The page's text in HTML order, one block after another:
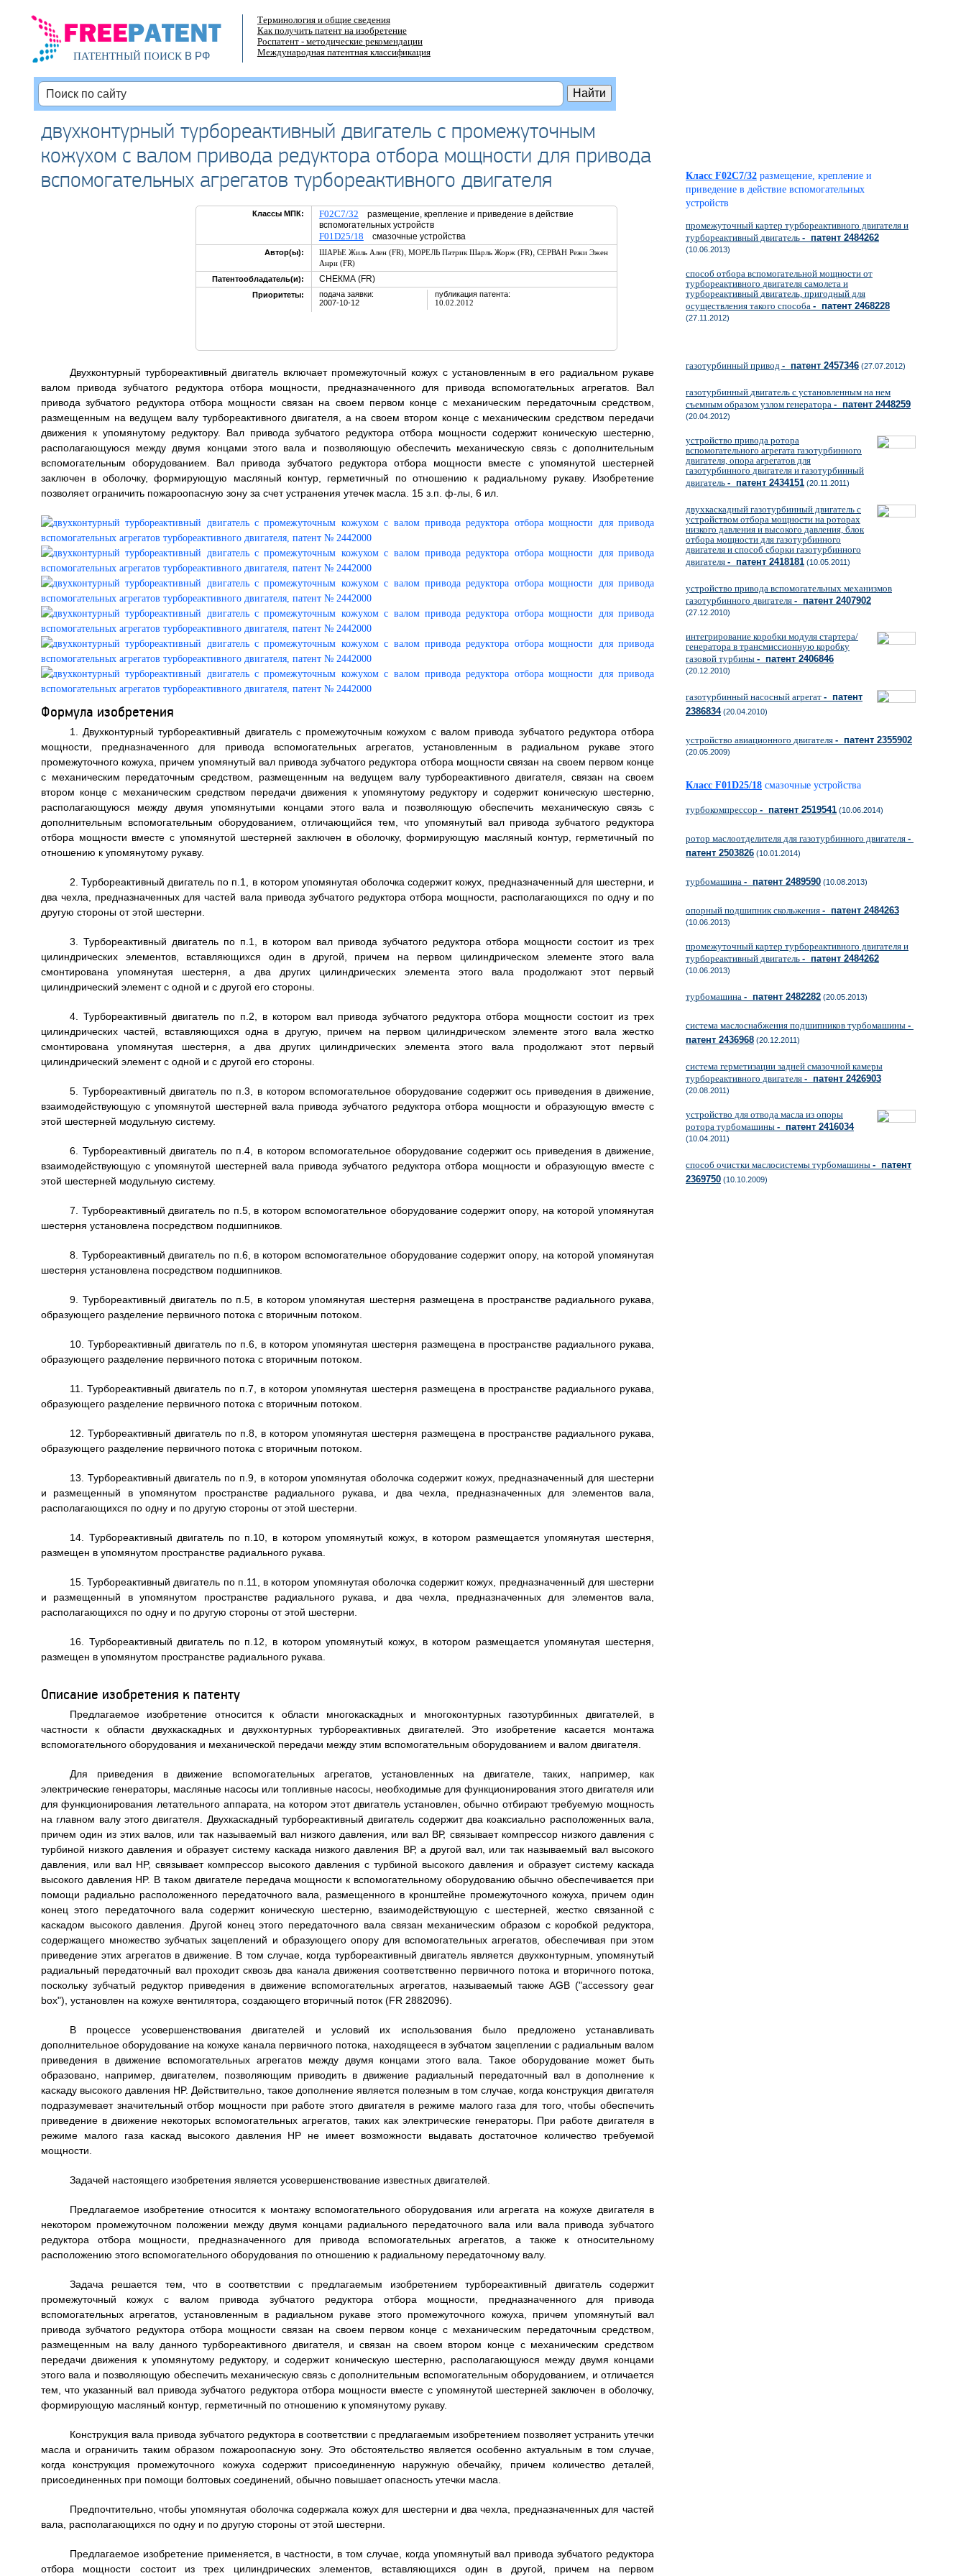
ПАТЕНТНЫЙ ПОИСКВ РФ
Терминология и общие сведения
Как получить патент на изобретение
Роспатент - методические рекомендации
Международная патентная классификация
двухконтурный турбореактивный двигатель с промежуточным
кожухом с валом привода редуктора отбора мощности для привода
вспомогательных агрегатов турбореактивного двигателя
Классы МПК: F02C7/32 размещение, крепление и приведение в действие
вспомогательных устройств
F01D25/18 смазочные устройства
Автор(ы): ШАРЬЕ Жиль Ален (FR), МОРЕЛЬ Патрик Шарль Жорж (FR), СЕРВАН Режи Эжен
Анри (FR)
Патентообладатель(и):
СНЕКМА (FR)
Приоритеты:
подача заявки:
2007-10-12
публикация патента:
10.02.2012
Двухконтурный турбореактивный двигатель включает промежуточный кожух с установленным в его радиальном рукаве
валом привода зубчатого редуктора отбора мощности, предназначенного для привода вспомогательных агрегатов. Вал
привода зубчатого редуктора отбора мощности связан на своем первом конце с механическим передаточным средством,
размещенным на ведущем валу турбореактивного двигателя, а на своем втором конце с механическим средством передачи
движения к упомянутому редуктору. Вал привода зубчатого редуктора отбора мощности содержит коническую шестерню,
располагающуюся между двумя концами этого вала и позволяющую обеспечить механическую связь с дополнительным
вспомогательным оборудованием. Вал привода зубчатого редуктора отбора мощности вместе с упомянутой шестерней
заключен в оболочку, формирующую масляный контур, герметичный по отношению к радиальному рукаву. Изобретение
позволяет ограничить пожароопасную зону за счет устранения утечек масла. 15 з.п. ф-лы, 6 ил.
Формула изобретения
1. Двухконтурный турбореактивный двигатель с промежуточным кожухом с валом привода зубчатого редуктора отбора
мощности, предназначенного для привода вспомогательных агрегатов, установленным в радиальном рукаве этого
промежуточного кожуха, причем упомянутый вал привода зубчатого редуктора отбора мощности связан на своем первом конце
с механическим передаточным средством, размещенным на ведущем валу турбореактивного двигателя, связан на своем
втором конце с механическим средством передачи движения к упомянутому редуктору и содержит коническую шестерню,
располагающуюся между двумя упомянутыми концами этого вала и позволяющую обеспечить механическую связь с
дополнительным вспомогательным оборудованием, отличающийся тем, что упомянутый вал привода зубчатого редуктора
отбора мощности вместе с упомянутой шестерней заключен в оболочку, формирующую масляный контур, герметичный по
отношению к упомянутому рукаву.
2. Турбореактивный двигатель по п.1, в котором упомянутая оболочка содержит кожух, предназначенный для шестерни, и
два чехла, предназначенных для частей вала привода зубчатого редуктора отбора мощности, располагающихся по одну и по
другую стороны от этой шестерни.
3. Турбореактивный двигатель по п.1, в котором вал привода зубчатого редуктора отбора мощности состоит из трех
цилиндрических элементов, вставляющихся один в другой, причем на первом цилиндрическом элементе этого вала
смонтирована упомянутая шестерня, а два других цилиндрических элемента этого вала продолжают этот первый
цилиндрический элемент с одной и с другой его стороны.
4. Турбореактивный двигатель по п.2, в котором вал привода зубчатого редуктора отбора мощности состоит из трех
цилиндрических частей, вставляющихся одна в другую, причем на первом цилиндрическом элементе этого вала жестко
смонтирована упомянутая шестерня, а два других цилиндрических элемента этого вала продолжают этот первый
цилиндрический элемент с одной и с другой его стороны.
5. Турбореактивный двигатель по п.3, в котором вспомогательное оборудование содержит ось приведения в движение,
взаимодействующую с упомянутой шестерней вала привода зубчатого редуктора отбора мощности и образующую вместе с
этой шестерней модульную систему.
6. Турбореактивный двигатель по п.4, в котором вспомогательное оборудование содержит ось приведения в движение,
взаимодействующую с упомянутой шестерней вала привода зубчатого редуктора отбора мощности и образующую вместе с
этой шестерней модульную систему.
7. Турбореактивный двигатель по п.5, в котором вспомогательное оборудование содержит опору, на которой упомянутая
шестерня установлена посредством подшипников.
8. Турбореактивный двигатель по п.6, в котором вспомогательное оборудование содержит опору, на которой упомянутая
шестерня установлена посредством подшипников.
9. Турбореактивный двигатель по п.5, в котором упомянутая шестерня размещена в пространстве радиального рукава,
образующего разделение первичного потока с вторичным потоком.
10. Турбореактивный двигатель по п.6, в котором упомянутая шестерня размещена в пространстве радиального рукава,
образующего разделение первичного потока с вторичным потоком.
11. Турбореактивный двигатель по п.7, в котором упомянутая шестерня размещена в пространстве радиального рукава,
образующего разделение первичного потока с вторичным потоком.
12. Турбореактивный двигатель по п.8, в котором упомянутая шестерня размещена в пространстве радиального рукава,
образующего разделение первичного потока с вторичным потоком.
13. Турбореактивный двигатель по п.9, в котором упомянутая оболочка содержит кожух, предназначенный для шестерни
и размещенный в упомянутом пространстве радиального рукава, и два чехла, предназначенных для элементов вала,
располагающихся по одну и по другую стороны от этой шестерни.
14. Турбореактивный двигатель по п.10, в котором упомянутый кожух, в котором размещается упомянутая шестерня,
размещен в упомянутом пространстве радиального рукава.
15. Турбореактивный двигатель по п.11, в котором упомянутая оболочка содержит кожух, предназначенный для шестерни
и размещенный в упомянутом пространстве радиального рукава, и два чехла, предназначенных для элементов вала,
располагающихся по одну и по другую стороны от этой шестерни.
16. Турбореактивный двигатель по п.12, в котором упомянутый кожух, в котором размещается упомянутая шестерня,
размещен в упомянутом пространстве радиального рукава.
Описание изобретения к патенту
Предлагаемое изобретение относится к области многокаскадных и многоконтурных газотурбинных двигателей, в
частности к области двухкаскадных и двухконтурных турбореактивных двигателей. Это изобретение касается монтажа
вспомогательного оборудования и механической передачи между этим вспомогательным оборудованием и валом двигателя.
Для приведения в движение вспомогательных агрегатов, установленных на двигателе, таких, например, как
электрические генераторы, масляные насосы или топливные насосы, необходимые для функционирования этого двигателя или
для функционирования летательного аппарата, на котором этот двигатель установлен, обычно отбирают требуемую мощность
на главном валу этого двигателя. Двухкаскадный турбореактивный двигатель содержит два коаксиально расположенных вала,
причем один из этих валов, или так называемый вал низкого давления, или вал ВР, связывает компрессор низкого давления с
турбиной низкого давления и образует систему каскада низкого давления ВР, а другой вал, или так называемый вал высокого
давления, или вал HP, связывает компрессор высокого давления с турбиной высокого давления и образует систему каскада
высокого давления HP. В таком двигателе передача мощности к вспомогательному оборудованию обычно обеспечивается при
помощи радиально расположенного передаточного вала, размещенного в кронштейне промежуточного кожуха, причем один
конец этого передаточного вала содержит коническую шестерню, взаимодействующую с шестерней, жестко связанной с
каскадом высокого давления. Другой конец этого передаточного вала связан механическим образом с коробкой редуктора,
содержащего множество зубчатых зацеплений и образующего опору для вспомогательных агрегатов, обеспечивая при этом
приведение этих агрегатов в движение. В том случае, когда турбореактивный двигатель является двухконтурным, упомянутый
радиальный передаточный вал проходит сквозь два канала движения соответственно первичного потока и вторичного потока,
поскольку зубчатый редуктор приведения в движение вспомогательных агрегатов, называемый также AGB ("accessory gear
box"), установлен на кожухе вентилятора, создающего вторичный поток (FR 2882096).
В процессе усовершенствования двигателей и условий их использования было предложено устанавливать
дополнительное оборудование на кожухе канала первичного потока, находящееся в зубчатом зацеплении с радиальным валом
приведения в движение вспомогательных агрегатов между двумя концами этого вала. Такое оборудование может быть
образовано, например, двигателем, позволяющим приводить в движение радиальный передаточный вал в дополнение к
каскаду высокого давления HP. Действительно, такое дополнение является полезным в том случае, когда конструкция двигателя
подразумевает значительный отбор мощности при работе этого двигателя в режиме малого газа для того, чтобы обеспечить
приведение в движение некоторых вспомогательных агрегатов, таких как электрические генераторы. При работе двигателя в
режиме малого газа каскад высокого давления HP не имеет возможности выдавать достаточное количество требуемой
мощности.
Задачей настоящего изобретения является усовершенствование известных двигателей.
Предлагаемое изобретение относится к монтажу вспомогательного оборудования или агрегата на кожухе двигателя в
некотором промежуточном положении между двумя концами радиального передаточного вала или вала привода зубчатого
редуктора отбора мощности, предназначенного для привода вспомогательных агрегатов, а также к относительному
расположению этого вспомогательного оборудования по отношению к радиальному передаточному валу.
Задача решается тем, что в соответствии с предлагаемым изобретением турбореактивный двигатель содержит
промежуточный кожух с валом привода зубчатого редуктора отбора мощности, предназначенного для привода
вспомогательных агрегатов, установленным в радиальном рукаве этого промежуточного кожуха, причем упомянутый вал
привода зубчатого редуктора отбора мощности связан на своем первом конце с механическим передаточным средством,
размещенным на валу данного турбореактивного двигателя, и связан на своем втором конце с механическим средством
передачи движения к упомянутому редуктору, и содержит коническую шестерню, располагающуюся между двумя концами
этого вала и позволяющую обеспечить механическую связь с дополнительным вспомогательным оборудованием, и отличается
тем, что указанный вал привода зубчатого редуктора отбора мощности вместе с упомянутой шестерней заключен в оболочку,
формирующую масляный контур, герметичный по отношению к упомянутому рукаву.
Конструкция вала привода зубчатого редуктора в соответствии с предлагаемым изобретением позволяет устранить утечки
масла и ограничить таким образом пожароопасную зону. Это обстоятельство является особенно актуальным в том случае,
когда конструкция промежуточного кожуха содержит присоединенную наружную обечайку, причем количество деталей,
присоединенных при помощи болтовых соединений, обычно повышает опасность утечки масла.
Предпочтительно, чтобы упомянутая оболочка содержала кожух для шестерни и два чехла, предназначенных для частей
вала, располагающихся по одну и по другую стороны от этой шестерни.
Предлагаемое изобретение применяется, в частности, в том случае, когда упомянутый вал привода зубчатого редуктора
отбора мощности состоит из трех цилиндрических элементов, вставляющихся один в другой, причем на первом
Класс F02C7/32 размещение, крепление и
приведение в действие вспомогательных
устройств
промежуточный картер турбореактивного двигателя и
турбореактивный двигатель - патент 2484262
(10.06.2013)
способ отбора вспомогательной мощности от
турбореактивного двигателя самолета и
турбореактивный двигатель, пригодный для
осуществления такого способа - патент 2468228
(27.11.2012)
газотурбинный привод - патент 2457346 (27.07.2012)
газотурбинный двигатель с установленным на нем
съемным образом узлом генератора - патент 2448259
(20.04.2012)
устройство привода ротора
вспомогательного агрегата газотурбинного
двигателя, опора агрегатов для
газотурбинного двигателя и газотурбинный
двигатель - патент 2434151 (20.11.2011)
двухкаскадный газотурбинный двигатель с
устройством отбора мощности на роторах
низкого давления и высокого давления, блок
отбора мощности для газотурбинного
двигателя и способ сборки газотурбинного
двигателя - патент 2418181 (10.05.2011)
устройство привода вспомогательных механизмов
газотурбинного двигателя - патент 2407902
(27.12.2010)
интегрирование коробки модуля стартера/
генератора в трансмиссионную коробку
газовой турбины - патент 2406846
(20.12.2010)
газотурбинный насосный агрегат - патент
2386834(20.04.2010)
устройство авиационного двигателя - патент 2355902
(20.05.2009)
Класс F01D25/18 смазочные устройства
турбокомпрессор - патент 2519541 (10.06.2014)
ротор маслоотделителя для газотурбинного двигателя -
патент 2503826 (10.01.2014)
турбомашина - патент 2489590 (10.08.2013)
опорный подшипник скольжения - патент 2484263
(10.06.2013)
промежуточный картер турбореактивного двигателя и
турбореактивный двигатель - патент 2484262
(10.06.2013)
турбомашина - патент 2482282 (20.05.2013)
система маслоснабжения подшипников турбомашины -
патент 2436968 (20.12.2011)
система герметизации задней смазочной камеры
турбореактивного двигателя - патент 2426903
(20.08.2011)
устройство для отвода масла из опоры
ротора турбомашины - патент 2416034
(10.04.2011)
способ очистки маслосистемы турбомашины - патент
2369750 (10.10.2009)